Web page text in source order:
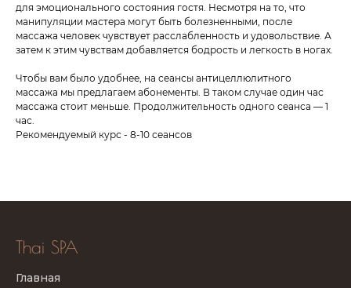
для эмоционального состояния гостя. Несмотря на то, что
манипуляции мастера могут быть болезненными, после
массажа человек чувствует расслабленность и удовольствие. А
затем к этим чувствам добавляется бодрость и легкость в ногах.
Чтобы вам было удобнее, на сеансы антицеллюлитного
массажа мы предлагаем абонементы. В таком случае один час
массажа стоит меньше. Продолжительность одного сеанса — 1
час.
Рекомендуемый курс - 8-10 сеансов
Thai SPA
Главная